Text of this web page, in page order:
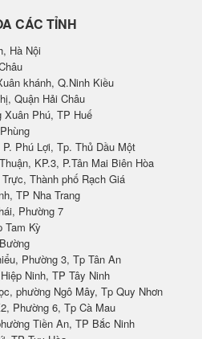
CÁC TỈNH
Hà Nội
khánh, Q.Ninh Kiều
Quận Hải Châu
Xuân Phú, TP Huế
Phú Lợi, Tp. Thủ Dầu Một
KP.3, P.Tân Mai Biên Hòa
Thành phố Rạch Giá
TP Nha Trang
Phường 7
Tam Kỳ
Phường 3, Tp Tân An
Ninh, TP Tây Ninh
phường Ngô Mây, Tp Quy Nhơn
Phường 6, Tp Cà Mau
Tiền An, TP Bắc Ninh